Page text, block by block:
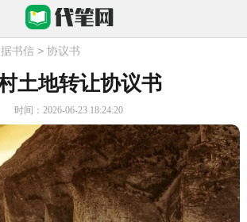
书信 > 协议书
土地转让协议书
时间：2026-06-23 18:24:20